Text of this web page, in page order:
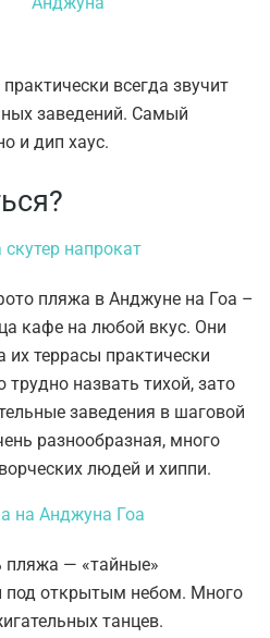
всегда звучит
заведений. Самый
и дип хаус.
пляжа в Анджуне на Гоа –
кафе на любой вкус. Они
террасы практически
назвать тихой, зато
заведения в шаговой
разнообразная, много
людей и хиппи.
пляжа — «тайные»
под открытым небом. Много
танцев.